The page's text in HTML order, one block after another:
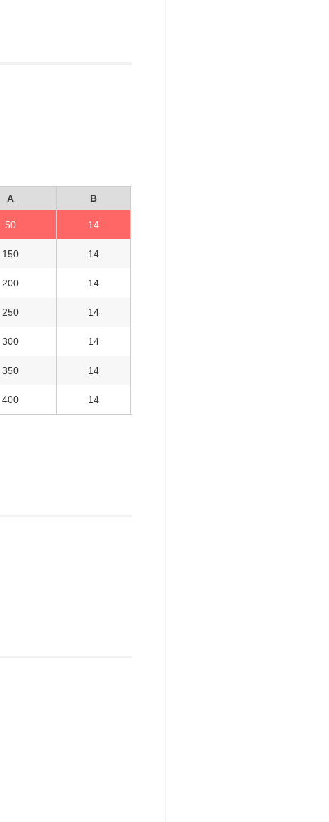
A B
50 14
150 14
200 14
250 14
300 14
350 14
400 14